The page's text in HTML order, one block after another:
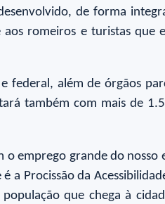
de forma
romeiros e turistas que
além de órgãos
também com mais de
o emprego grande do
a Procissão da
que chega à